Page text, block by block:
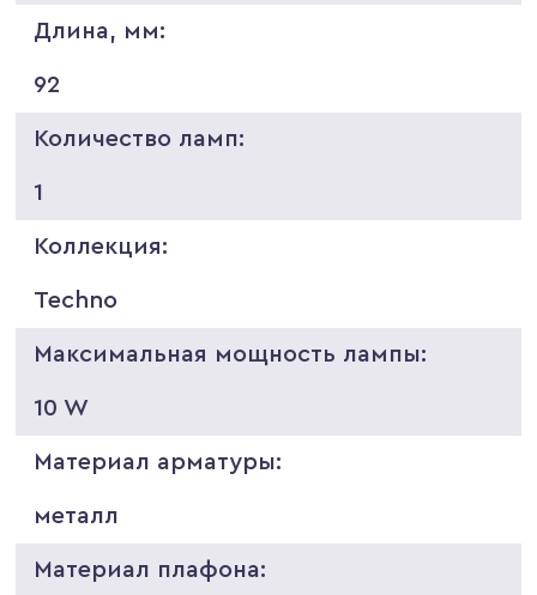
Длина, мм:
92
Количество ламп:
1
Коллекция:
Techno
Максимальная мощность лампы:
10 W
Материал арматуры:
металл
Материал плафона: